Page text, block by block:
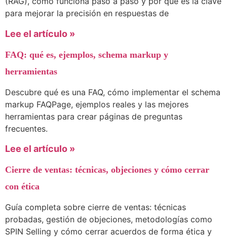
para mejorar la precisión en respuestas de
Lee el artículo »
FAQ: qué es, ejemplos, schema markup y
herramientas
Descubre qué es una FAQ, cómo implementar el schema
markup FAQPage, ejemplos reales y las mejores
herramientas para crear páginas de preguntas
frecuentes.
Lee el artículo »
Cierre de ventas: técnicas, objeciones y cómo cerrar
con ética
Guía completa sobre cierre de ventas: técnicas
probadas, gestión de objeciones, metodologías como
SPIN Selling y cómo cerrar acuerdos de forma ética y